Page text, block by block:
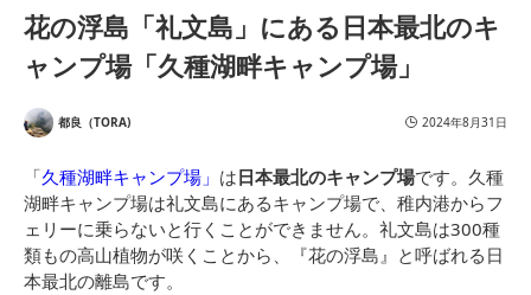
花の浮島「礼文島」にある日本最北のキ
ャンプ場「久種湖畔キャンプ場」
都良（TORA) 2024年8月31日
「久種湖畔キャンプ場」 は日本最北のキャンプ場です。久種
湖畔キャンプ場は礼文島にあるキャンプ場で、稚内港からフ
ェリーに乗らないと行くことができません。礼文島は300種
類もの高山植物が咲くことから、『花の浮島』と呼ばれる日
本最北の離島です。